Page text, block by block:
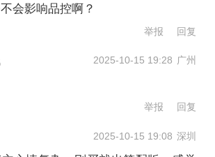
会影响品控啊？
举报 回复
2025-10-15 19:28 广州
举报 回复
2025-10-15 19:08 深圳